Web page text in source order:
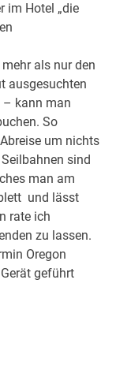
im Hotel „die
als nur den
ausgesuchten
– kann man
So
um nichts
sind
man am
und lässt
rate ich
zu lassen.
Oregon
geführt